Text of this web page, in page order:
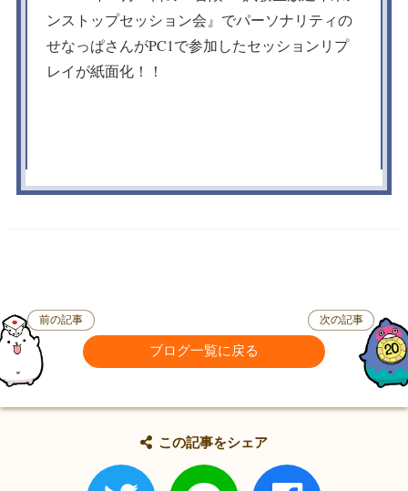
ンストップセッション会』でパーソナリティの
せなっぱさんがPC1で参加したセッションリプ
レイが紙面化！！
前の記事
ブログ一覧に戻る
次の記事
この記事をシェア